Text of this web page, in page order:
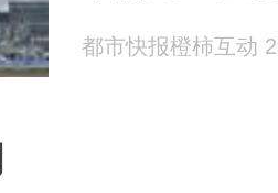
都市快报橙柿互动